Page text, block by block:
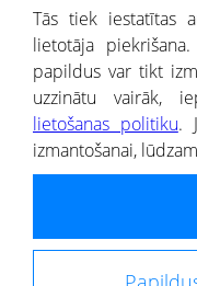
® CREDITREFORM Latvija
SIA
Portāla ietvaros saņemtajai
atbildīgs par fizisko personu
Tās tiek iestatītas
lietotāja
papildus var tikt
uzzinātu vairāk,
lietošanas politiku.
izmantošanai,